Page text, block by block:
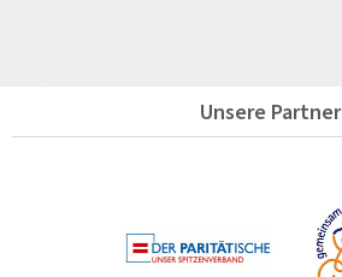
Unsere Partner